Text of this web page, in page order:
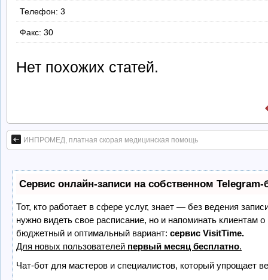
Телефон: 3
Факс: 30
Нет похожих статей.
ИНПРОМЕД, платная скорая медицинская помощь
Сервис онлайн-записи на собственном Telegram-
Тот, кто работает в сфере услуг, знает — без ведения
нужно видеть свое расписание, но и напоминать клиентам
бюджетный и оптимальный вариант: сервис VisitTime.
Для новых пользователей первый месяц бесплатно.
Чат-бот для мастеров и специалистов, который упрощает